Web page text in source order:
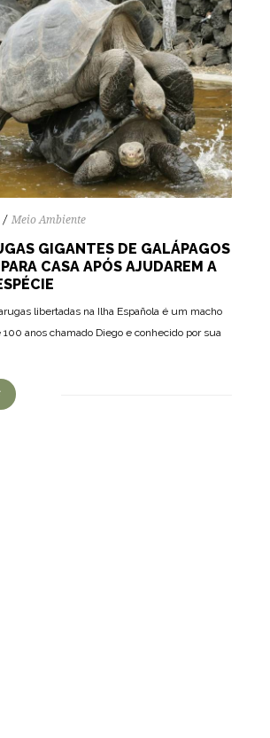
Meio Ambiente
GIGANTES DE GALÁPAGOS
CASA APÓS AJUDAREM A
libertadas na Ilha Española é um macho
100 anos chamado Diego e conhecido por sua